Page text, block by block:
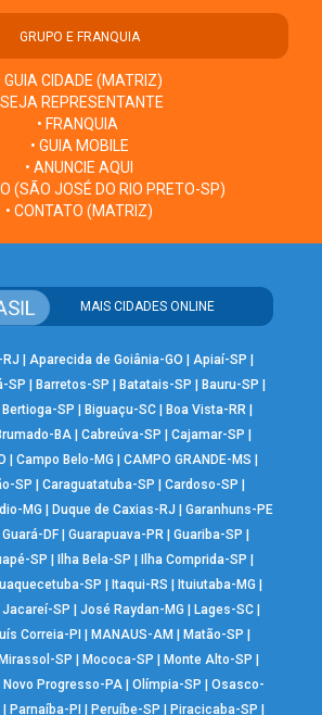
GRUPO E FRANQUIA
GUIA CIDADE (MATRIZ)
SEJA REPRESENTANTE
• FRANQUIA
• GUIA MOBILE
• ANUNCIE AQUI
(SÃO JOSÉ DO RIO PRETO-SP)
• CONTATO (MATRIZ)
MAIS CIDADES ONLINE
| Aparecida de Goiânia-GO | Apiaí-SP |
SP |Barretos-SP |Batatais-SP |Bauru-SP |
Bertioga-SP |Biguaçu-SC |Boa Vista-RR |
BA| Cabreúva-SP | Cajamar-SP |
|Campo Belo-MG |CAMPO GRANDE-MS |
SP | Caraguatatuba-SP | Cardoso-SP |
MG | Duque de Caxias-RJ | Garanhuns-PE
Guará-DF| Guarapuava-PR | Guariba-SP |
SP | Ilha Bela-SP | Ilha Comprida-SP |
SP | Itaqui-RS | Ituiutaba-MG |
Jacareí-SP | José Raydan-MG | Lages-SC|
Correia-PI | MANAUS-AM | Matão-SP |
SP |Mococa-SP |Monte Alto-SP |
Novo Progresso-PA |Olímpia-SP |Osasco-
|Parnaíba-PI |Peruíbe-SP |Piracicaba-SP |